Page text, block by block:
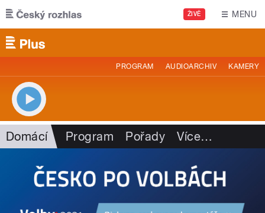
Přejít k hlavnímu obsahu
ŽIVĚ MENU
PROGRAM AUDIOARCHIV KAMERY
Domácí Program Pořady Více…